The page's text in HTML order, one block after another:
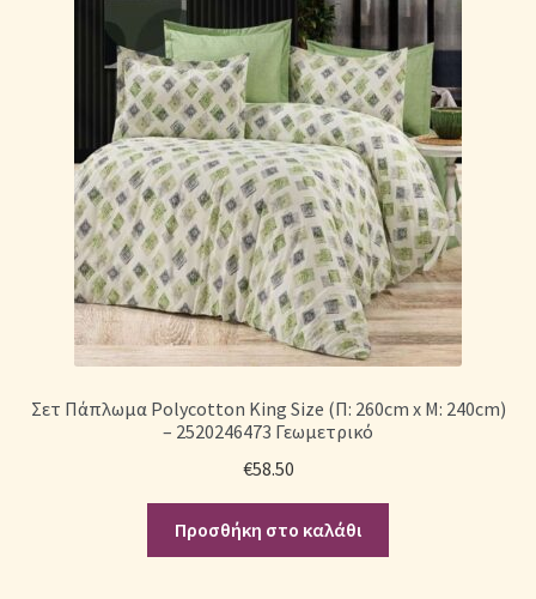
Σετ Πάπλωμα Polycotton King Size (Π: 260cm x Μ: 240cm)
– 2520246473 Γεωμετρικό
€58.50
Προσθήκη στο καλάθι